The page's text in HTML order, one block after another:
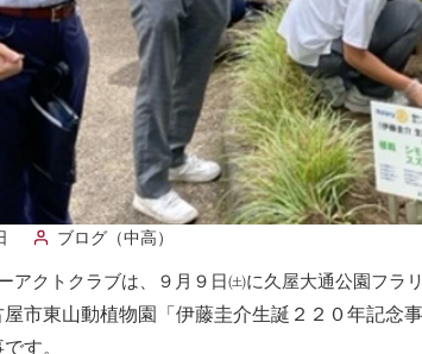
ブログ（中高）
アクトクラブは、９月９日㈯に久屋大通公園フラ
屋市東山動植物園「伊藤圭介生誕２２０年記念
す。